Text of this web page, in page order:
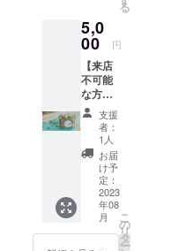
効しま
すの
で、な
にとぞ
ご理解
くださ
い。
ような
屋号は
せん。
からお1
つお礼
として
提供さ
せてい
ただき
ます。
郵送で
引き換
え券を
お送り
しま
す。ご
来店の
際に引
き換え
る
5,0
00 円
【来店
不可能
な方向
け/お気
持ちプ
ラン】
5000円
のご支
援に対
し、当
店で販
売をし
ている
支援
者：
1人
お届
け予
定：
2023
年08
月
こ
の
リ
タ
ー